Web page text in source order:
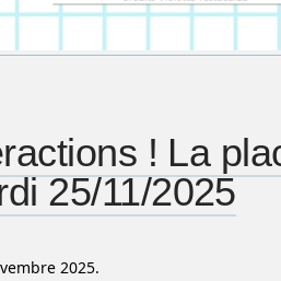
! La
25/11/2025
2025.